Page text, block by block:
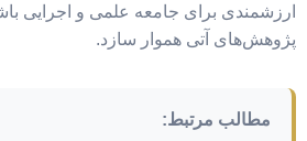
ارزشمندی برای جامعه علمی و اجرایی
پژوهش‌های آتی هموار سازد.
مطالب مرتبط: